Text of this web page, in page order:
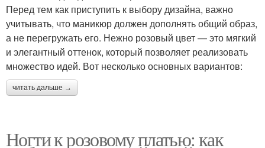
Перед тем как приступить к выбору дизайна, важно
учитывать, что маникюр должен дополнять общий образ,
а не перегружать его. Нежно розовый цвет — это мягкий
и элегантный оттенок, который позволяет реализовать
множество идей. Вот несколько основных вариантов:
читать дальше →
Ногти к розовому платью: как